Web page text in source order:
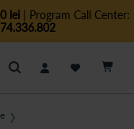
lei| Program Call Center:
Cautare
❯